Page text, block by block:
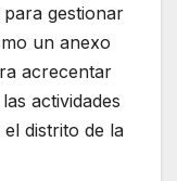
gestionar
un anexo
acrecentar
actividades
distrito de la